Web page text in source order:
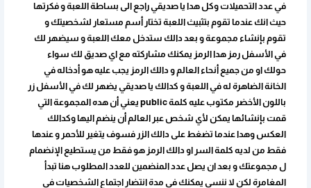
في عدد التحميلات وكل هدا يا صديقي راجع الى بساطة اللعبة و فكرتها
حيث انك عندما تقوم بتثبيث اللعبة تختار أسم مستعار لشخصيتك و
تقوم بإنشاء مجموعة و بعد دالك ستدخل معك اللعبة و سيضهر لك
في الأسفل رمز هدا الرمز يمكنك مشاركته مع اي صديق لك سواء
حولك او من جميع أنحاء العالم و دالك الرمز يجب عليه هو أدخاله في
الخانة الضاهرة له في اللعبة و كدالك يا صديقي يضهر لك في الأسفل زر
باللون الأخضر مكتوب عليه كلمة public يعني أن هده المجموعة التي
قمت بإنشائها يمكن لأي شخص عبر العالم أن ينضم اليها وكدالك
العكس وهدا عندما تضغط على دالك الزر فسوف يتغير للأحمر و عندها
فقط من لديه كلمة السر او دالك الرمز هو فقط من يستطيع الإنضمام
ل مجموعتك و بعد ان يصل عدد المنضمين للعدد المطلوب هنا تبدأ
المغامرة لكن لا ننسى يمكنك في مدة انتضار اجتماع الشخصيات في